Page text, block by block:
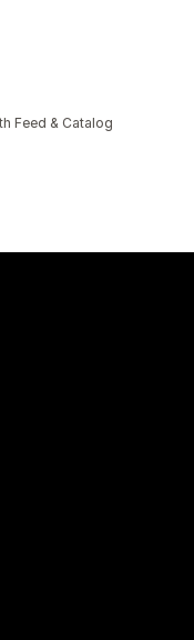
Feed & Catalog